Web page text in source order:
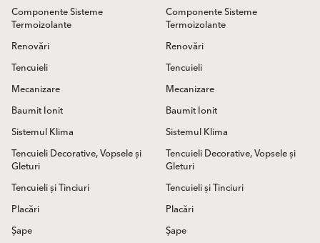
Componente Sisteme
Termoizolante
Renovări
Tencuieli
Mecanizare
Baumit Ionit
Sistemul Klima
Tencuieli Decorative, Vopsele și
Gleturi
Tencuieli și Tinciuri
Placări
Șape
Componente Sisteme
Termoizolante
Renovări
Tencuieli
Mecanizare
Baumit Ionit
Sistemul Klima
Tencuieli Decorative, Vopsele și
Gleturi
Tencuieli și Tinciuri
Placări
Șape